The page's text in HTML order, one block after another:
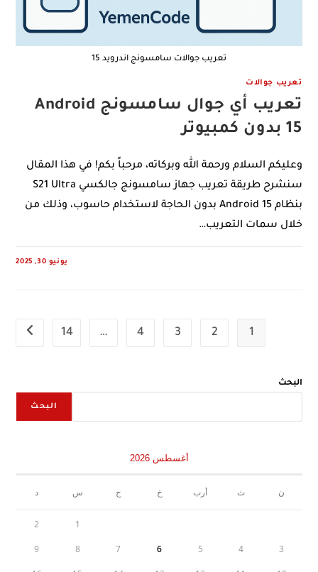
تعريب جوالات سامسونج اندرويد 15
تعريب جوالات
تعريب أي جوال سامسونج Android
15 بدون كمبيوتر
وعليكم السلام ورحمة الله وبركاته، مرحباً بكم! في هذا المقال
سنشرح طريقة تعريب جهاز سامسونج جالكسي S21 Ultra
بنظام Android 15 بدون الحاجة لاستخدام حاسوب، وذلك من
خلال سمات التعريب…
يونيو 30, 2025
1
2
3
4
…
14
page
البحث
البحث
أغسطس 2026
ن ث أرب خ ج س د
1
2
3
4
5
6
7
8
9